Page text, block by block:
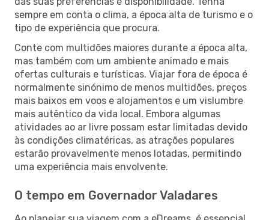
sempre em conta o clima, a época alta de turismo e o
tipo de experiência que procura.
Conte com multidões maiores durante a época alta,
mas também com um ambiente animado e mais
ofertas culturais e turísticas. Viajar fora de época é
normalmente sinónimo de menos multidões, preços
mais baixos em voos e alojamentos e um vislumbre
mais autêntico da vida local. Embora algumas
atividades ao ar livre possam estar limitadas devido
às condições climatéricas, as atrações populares
estarão provavelmente menos lotadas, permitindo
uma experiência mais envolvente.
O tempo em Governador Valadares